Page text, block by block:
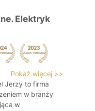
Elektryk
Pokaż więcej >>
Jerzy to firma
w branży
w